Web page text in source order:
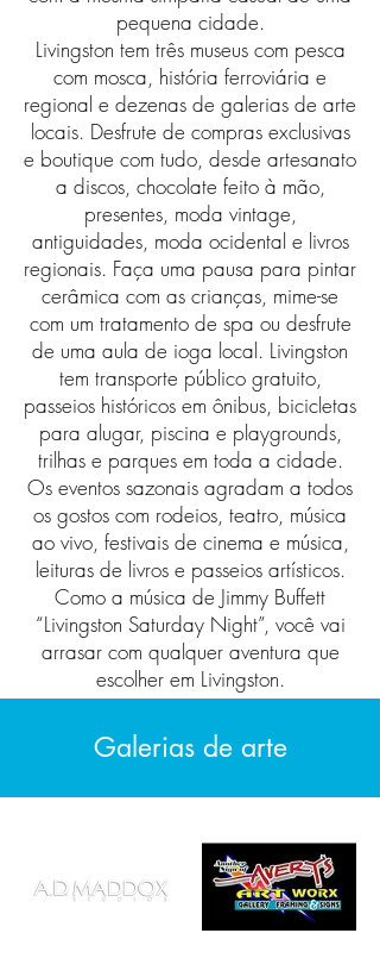
pequena cidade.
Livingston tem três museus com pesca
com mosca, história ferroviária e
regional e dezenas de galerias de arte
locais. Desfrute de compras exclusivas
e boutique com tudo, desde artesanato
a discos, chocolate feito à mão,
presentes, moda vintage,
antiguidades, moda ocidental e livros
regionais. Faça uma pausa para pintar
cerâmica com as crianças, mime-se
com um tratamento de spa ou desfrute
de uma aula de ioga local. Livingston
tem transporte público gratuito,
passeios históricos em ônibus, bicicletas
para alugar, piscina e playgrounds,
trilhas e parques em toda a cidade.
Os eventos sazonais agradam a todos
os gostos com rodeios, teatro, música
ao vivo, festivais de cinema e música,
leituras de livros e passeios artísticos.
Como a música de Jimmy Buffett
“Livingston Saturday Night”, você vai
arrasar com qualquer aventura que
escolher em Livingston.
Galerias de arte